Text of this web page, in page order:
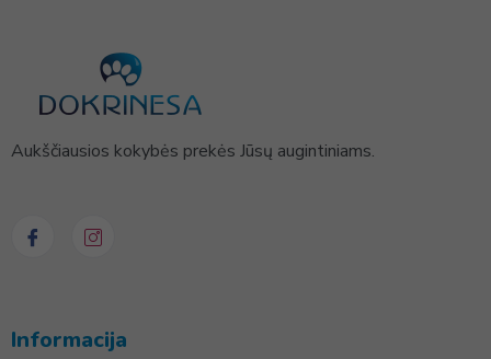
Aukščiausios kokybės prekės Jūsų augintiniams.
Informacija